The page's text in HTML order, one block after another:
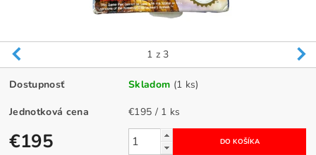
1 z 3
Dostupnosť Skladom (1 ks)
Jednotková cena €195 / 1 ks
€195